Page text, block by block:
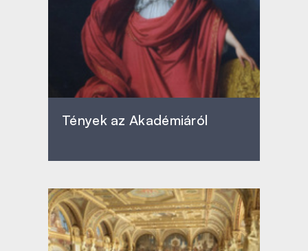
Tények az Akadémiáról